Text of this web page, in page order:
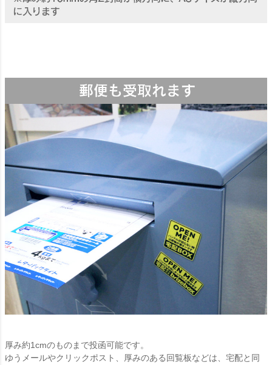
厚み約1cmのものまで投函可能です。
ゆうメールやクリックポスト、厚みのある回覧板などは、宅配と同